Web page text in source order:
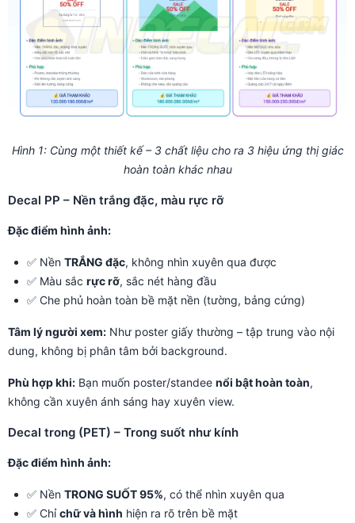
Hình 1: Cùng một thiết kế – 3 chất liệu cho ra 3 hiệu ứng thị giác
hoàn toàn khác nhau
Decal PP – Nền trắng đặc, màu rực rỡ
Đặc điểm hình ảnh:
✅ Nền TRẮNG đặc, không nhìn xuyên qua được
✅ Màu sắc rực rỡ, sắc nét hàng đầu
✅ Che phủ hoàn toàn bề mặt nền (tường, bảng cứng)
Tâm lý người xem: Như poster giấy thường – tập trung vào nội
dung, không bị phân tâm bởi background.
Phù hợp khi: Bạn muốn poster/standee nổi bật hoàn toàn,
không cần xuyên ánh sáng hay xuyên view.
Decal trong (PET) – Trong suốt như kính
Đặc điểm hình ảnh:
✅ Nền TRONG SUỐT 95%, có thể nhìn xuyên qua
✅ Chỉchữ và hình hiện ra rõ trên bề mặt